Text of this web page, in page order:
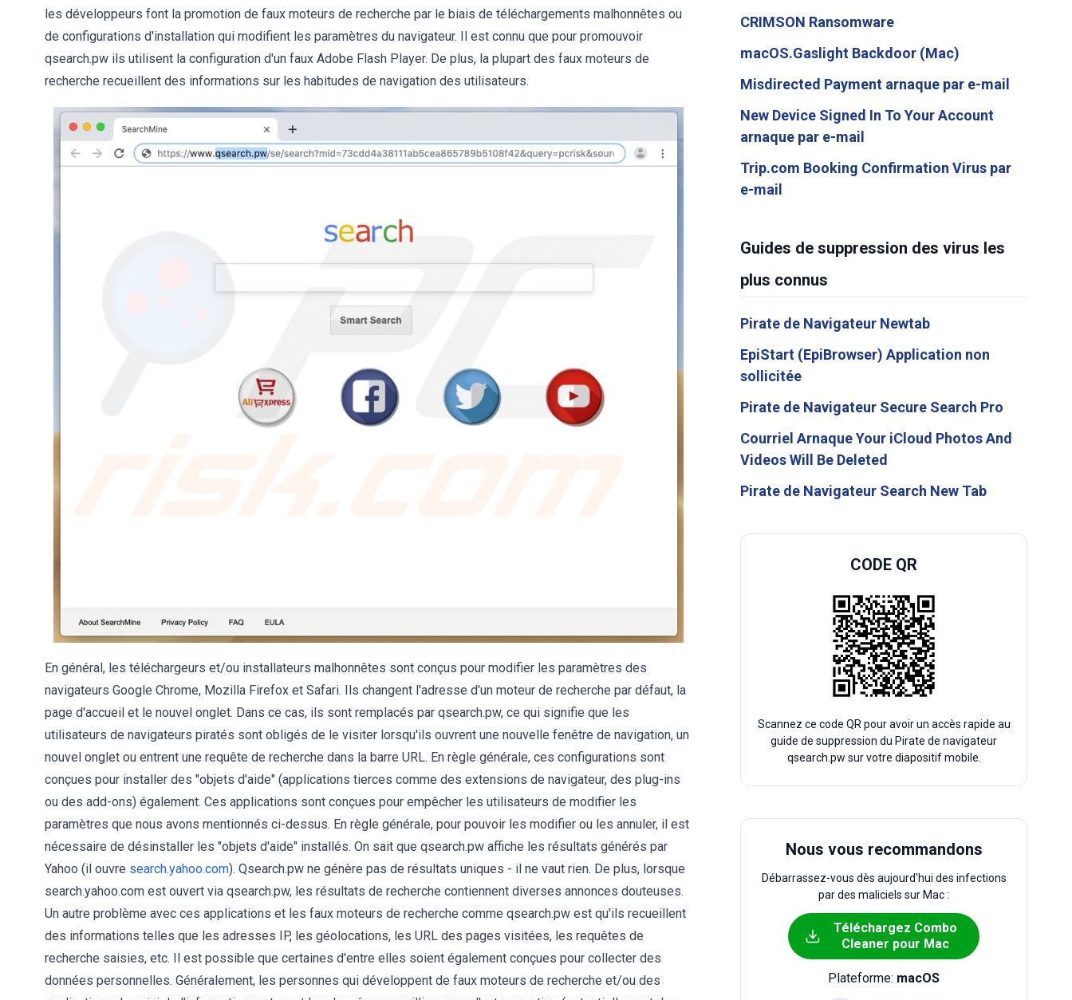
les développeurs font la promotion de faux moteurs de recherche par le biais de téléchargements malhonnêtes ou
de configurations d'installation qui modifient les paramètres du navigateur. Il est connu que pour promouvoir
qsearch.pw ils utilisent la configuration d'un faux Adobe Flash Player. De plus, la plupart des faux moteurs de
recherche recueillent des informations sur les habitudes de navigation des utilisateurs.
En général, les téléchargeurs et/ou installateurs malhonnêtes sont conçus pour modifier les paramètres des
navigateurs Google Chrome, Mozilla Firefox et Safari. Ils changent l'adresse d'un moteur de recherche par défaut, la
page d'accueil et le nouvel onglet. Dans ce cas, ils sont remplacés par qsearch.pw, ce qui signifie que les
utilisateurs de navigateurs piratés sont obligés de le visiter lorsqu'ils ouvrent une nouvelle fenêtre de navigation, un
nouvel onglet ou entrent une requête de recherche dans la barre URL. En règle générale, ces configurations sont
conçues pour installer des "objets d'aide" (applications tierces comme des extensions de navigateur, des plug-ins
ou des add-ons) également. Ces applications sont conçues pour empêcher les utilisateurs de modifier les
paramètres que nous avons mentionnés ci-dessus. En règle générale, pour pouvoir les modifier ou les annuler, il est
nécessaire de désinstaller les "objets d'aide" installés. On sait que qsearch.pw affiche les résultats générés par
Yahoo (il ouvre search.yahoo.com). Qsearch.pw ne génère pas de résultats uniques - il ne vaut rien. De plus, lorsque
search.yahoo.com est ouvert via qsearch.pw, les résultats de recherche contiennent diverses annonces douteuses.
Un autre problème avec ces applications et les faux moteurs de recherche comme qsearch.pw est qu'ils recueillent
des informations telles que les adresses IP, les géolocations, les URL des pages visitées, les requêtes de
recherche saisies, etc. Il est possible que certaines d'entre elles soient également conçues pour collecter des
données personnelles. Généralement, les personnes qui développent de faux moteurs de recherche et/ou des
CRIMSON Ransomware
macOS.Gaslight Backdoor (Mac)
Misdirected Payment arnaque par e-mail
New Device Signed In To Your Account
arnaque par e-mail
Trip.com Booking Confirmation Virus par
e-mail
Guides de suppression des virus les
plus connus
Pirate de Navigateur Newtab
EpiStart (EpiBrowser) Application non
sollicitée
Pirate de Navigateur Secure Search Pro
Courriel Arnaque Your iCloud Photos And
Videos Will Be Deleted
Pirate de Navigateur Search New Tab
CODE QR
Scannez ce code QR pour avoir un accès rapide au
guide de suppression du Pirate de navigateur
qsearch.pw sur votre diapositif mobile.
Nous vous recommandons
Débarrassez-vous dès aujourd'hui des infections
par des maliciels sur Mac :
Téléchargez Combo
Cleaner pour Mac
Plateforme: macOS